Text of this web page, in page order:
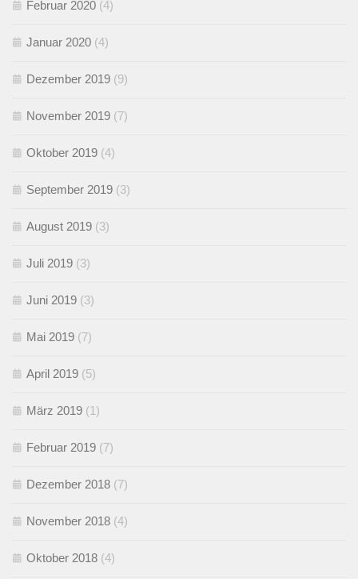
Februar 2020 (4)
Januar 2020 (4)
Dezember 2019 (9)
November 2019 (7)
Oktober 2019 (4)
September 2019 (3)
August 2019 (3)
Juli 2019 (3)
Juni 2019 (3)
Mai 2019 (7)
April 2019 (5)
März 2019 (1)
Februar 2019 (7)
Dezember 2018 (7)
November 2018 (4)
Oktober 2018 (4)